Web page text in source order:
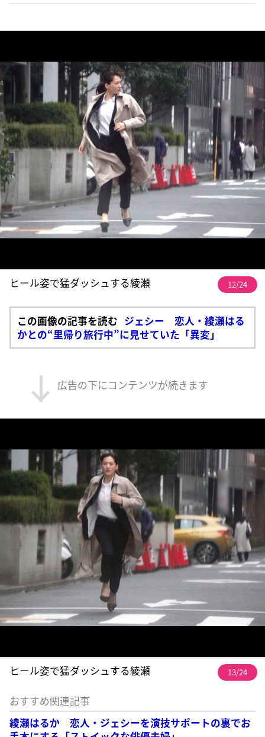
ヒール姿で猛ダッシュする綾瀬 12/24
この画像の記事を読む ジェシー 恋人・綾瀬はる
かとの“里帰り旅行中”に見せていた「異変」
広告の下にコンテンツが続きます
ヒール姿で猛ダッシュする綾瀬 13/24
おすすめ関連記事
綾瀬はるか 恋人・ジェシーを演技サポートの裏でお